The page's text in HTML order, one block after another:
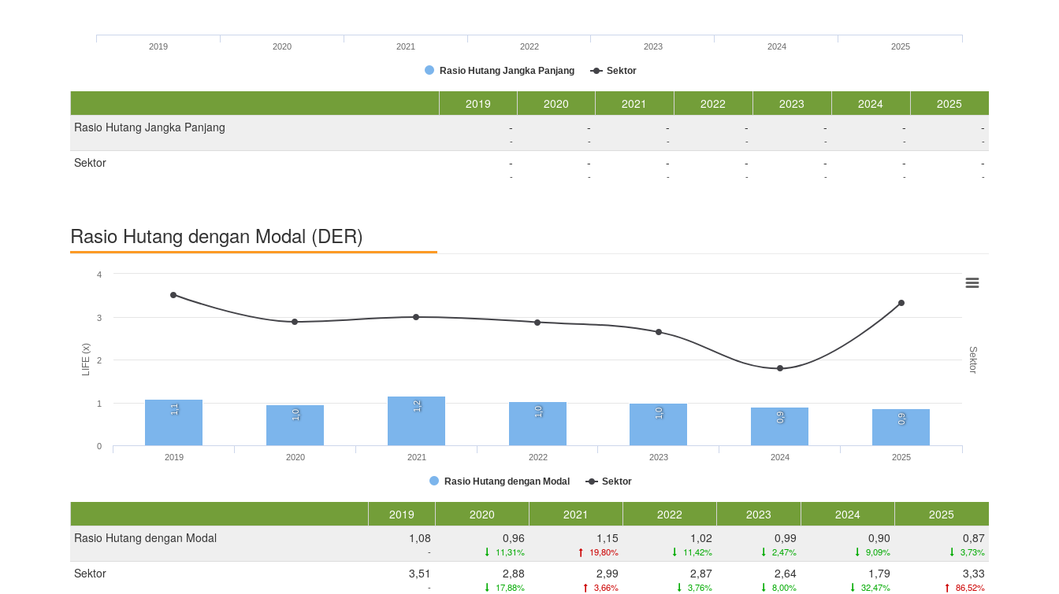
Rasio Hutang Jangka Panjang Sektor
2019 2020 2021 2022 2023 2024 2025
2019 2020 2021 2022 2023 2024
2025
Rasio Hutang Jangka Panjang
-
-
-
-
-
-
-
-
-
-
-
-
-
-
Sektor -
-
-
-
-
-
-
-
-
-
-
-
-
-
Rasio Hutang dengan Modal (DER)
LIFE (x) Sektor
1,1 1,0
1,2 1,0 1,0 0,9 0,9
Rasio Hutang dengan Modal Sektor
2019 2020 2021 2022 2023 2024 2025
0
1
2
3
4
2019 2020 2021 2022 2023 2024
2025
Rasio Hutang dengan Modal
1,08
-
0,96
11,31%
1,15
19,80%
1,02
11,42%
0,99
2,47%
0,90
9,09%
0,87
3,73%
Sektor 3,51
-
2,88
17,88%
2,99
3,66%
2,87
3,76%
2,64
8,00%
1,79
32,47%
3,33
86,52%